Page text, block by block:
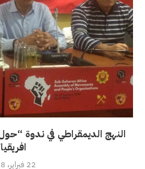
النهج الديمقراطي في ندوة
22 فبراير، 2018